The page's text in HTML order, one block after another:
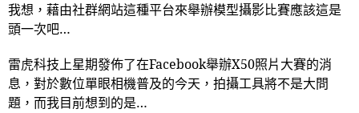
我想，藉由社群網站這種平台來舉辦模型攝影比賽應該這是
頭一次吧…
雷虎科技上星期發佈了在Facebook舉辦X50照片大賽的消
息，對於數位單眼相機普及的今天，拍攝工具將不是大問
題，而我目前想到的是…